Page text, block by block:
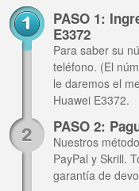
PASO 1:
E3372
Para saber su
teléfono. (El
le daremos el
Huawei E3372.
PASO 2:
Nuestros
PayPal y Skrill.
garantía de